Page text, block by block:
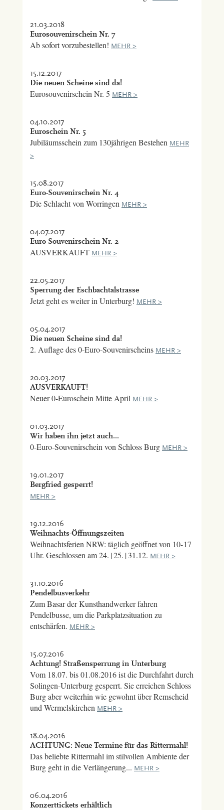
21.03.2018
Eurosouvenirschein Nr. 7
Ab sofort vorzubestellen! MEHR >
15.12.2017
Die neuen Scheine sind da!
Eurosouvenirschein Nr. 5 MEHR >
04.10.2017
Euroschein Nr. 5
Jubiläumsschein zum 130jährigen Bestehen MEHR
>
15.08.2017
Euro-Souvenirschein Nr. 4
Die Schlacht von Worringen MEHR >
04.07.2017
Euro-Souvenirschein Nr. 2
AUSVERKAUFT MEHR >
22.05.2017
Sperrung der Eschbachtalstrasse
Jetzt geht es weiter in Unterburg! MEHR >
05.04.2017
Die neuen Scheine sind da!
2. Auflage des 0-Euro-Souvenirscheins MEHR >
20.03.2017
AUSVERKAUFT!
Neuer 0-Euroschein Mitte April MEHR >
01.03.2017
Wir haben ihn jetzt auch...
0-Euro-Souvenirschein von Schloss Burg MEHR >
19.01.2017
Bergfried gesperrt!
MEHR >
19.12.2016
Weihnachts-Öffnungszeiten
Weihnachtsferien NRW: täglich geöffnet von 10- 17
Uhr. Geschlossen am 24. | 25. | 31.12. MEHR >
31.10.2016
Pendelbusverkehr
Zum Basar der Kunsthandwerker fahren
Pendelbusse, um die Parkplatzsituation zu
entschärfen. MEHR >
15.07.2016
Achtung! Straßensperrung in Unterburg
Vom 18.07. bis 01.08.2016 ist die Durchfahrt durch
Solingen-Unterburg gesperrt. Sie erreichen Schloss
Burg aber weiterhin wie gewohnt über Remscheid
und Wermelskirchen MEHR >
18.04.2016
ACHTUNG: Neue Termine für das Rittermahl!
Das beliebte Rittermahl im stilvollen Ambiente der
Burg geht in die Verlängerung... MEHR >
06.04.2016
Konzerttickets erhältlich